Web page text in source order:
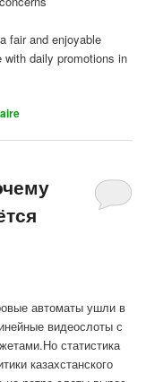
fair and enjoyable
with daily promotions in
автоматы ушли в
видеослоты с
статистика
казахстанского